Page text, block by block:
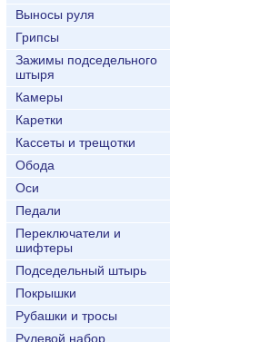
Выносы руля
Грипсы
Зажимы подседельного
штыря
Камеры
Каретки
Кассеты и трещотки
Обода
Оси
Педали
Переключатели и
шифтеры
Подседельный штырь
Покрышки
Рубашки и тросы
Рулевой набор